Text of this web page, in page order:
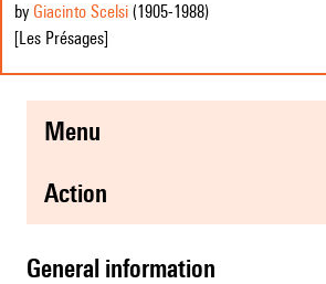
by Giacinto Scelsi (1905-1988)
[Les Présages]
menu
action
general information